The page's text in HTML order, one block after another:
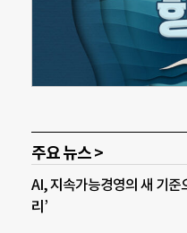
주요 뉴스 >
AI, 지속가능경영의 새 기
리’